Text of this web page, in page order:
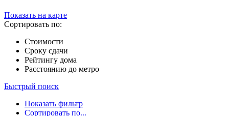
Показать на карте
Сортировать по:
Стоимости
Сроку сдачи
Рейтингу дома
Расстоянию до метро
Быстрый поиск
Показать фильтр
Сортировать по...